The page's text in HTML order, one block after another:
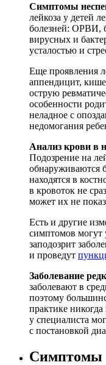
Симптомы
лейкоза у детей
болезней: ОРВИ,
вирусных и
усталостью и
Еще проявления
аппендицит,
острую
особенности
неладное с
недомогания
Анализ крови в
Подозрение на
обнаруживаются
находятся в
в кровоток не
может их не
Есть и другие
симптомов могут
заподозрит
и проведут
Заболевание
заболевают в
поэтому
практике никогда
у специалиста
с постановкой
Симптомы